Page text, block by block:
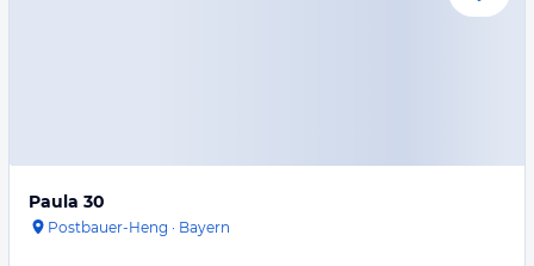
Paula 30
Postbauer-Heng · Bayern